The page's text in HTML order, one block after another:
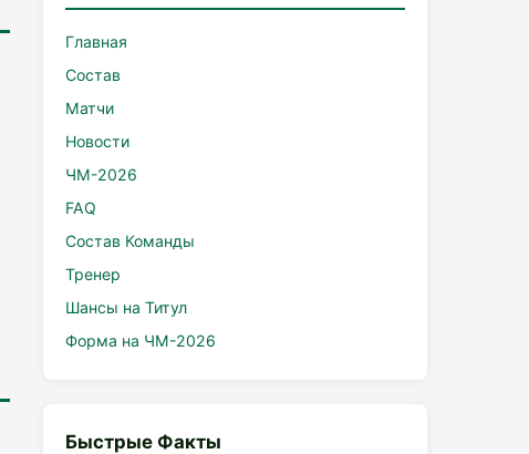
Главная
Состав
Матчи
Новости
ЧМ-2026
FAQ
Состав Команды
Тренер
Шансы на Титул
Форма на ЧМ-2026
Быстрые Факты